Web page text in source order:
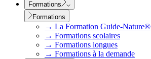
Formations
Formations
→ La Formation Guide-Nature®
→ Formations scolaires
→ Formations longues
→ Formations à la demande